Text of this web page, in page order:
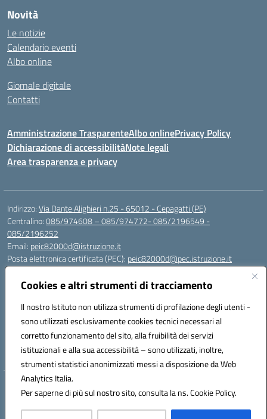
Cookies e altri strumenti di tracciamento
Il nostro Istituto non utilizza strumenti di profilazione degli utenti -
sono utilizzati esclusivamente cookies tecnici necessari al
corretto funzionamento del sito, alla fruibilità dei servizi
istituzionali e alla sua accessibilità – sono utilizzati, inoltre,
strumenti statistici anonimizzati messi a disposizione da Web
Analytics Italia.
Per saperne di più sul nostro sito, consulta la ns. Cookie Policy.
Novità
Le notizie
Calendario eventi
Albo online
Giornale digitale
Contatti
Amministrazione TrasparenteAlbo onlinePrivacy Policy
Dichiarazione di accessibilitàNote legali
Area trasparenza e privacy
Indirizzo:Via Dante Alighieri n.25 - 65012 - Cepagatti (PE)
Centralino:085/974608 – 085/974772- 085/2196549 -
085/2196252
Email: peic82000d@istruzione.it
Posta elettronica certificata (PEC): peic82000d@pec.istruzione.it
Codice fiscale: 91100590685
Codice meccanografico: PEIC82000D
Codice Indice delle Pubbliche Amministrazioni (IPA): istsc_peic82000d
Codice unico di fatturazione (CUF): UFYS5I
Sede provvisoria dell'Istituto Comprensivo Cepagatti
Via Elsa Morante, 12 - 65012 - Villareia (PE)
Hosting & Powered by 3D Solution S.r.l.
Concept & Design by Designers Italia